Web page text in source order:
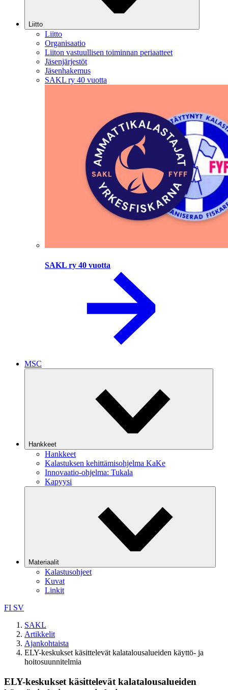
Liitto
Liitto
Organisaatio
Liiton vastuullisen toiminnan periaatteet
Jäsenjärjestöt
Jäsenhakemus
SAKL ry 40 vuotta
SAKL ry 40 vuotta
MSC
Hankkeet
Hankkeet
Kalastuksen kehittämisohjelma KaKe
Innovaatio-ohjelma: Tukala
Kapyysi
Materiaalit
Kalastusohjeet
Kuvat
Linkit
FI SV
SAKL
Artikkelit
Ajankohtaista
ELY-keskukset käsittelevät kalatalousalueiden käyttö- ja
hoitosuunnitelmia
ELY-keskukset käsittelevät kalatalousalueiden